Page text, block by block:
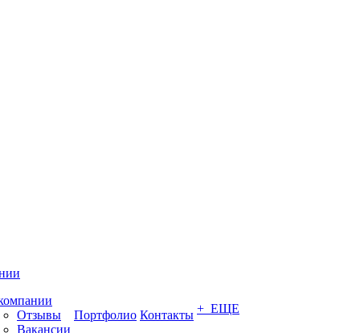
Отзывы
Вакансии
Портфолио Контакты + ЕЩЕ